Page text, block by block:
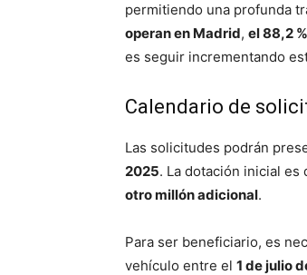
permitiendo una profunda
operan en Madrid, el 88,2
es seguir incrementando
Calendario de
Las solicitudes podrán
2025. La dotación inicial es
otro millón adicional.
Para ser beneficiario, es
vehículo entre el 1 de julio